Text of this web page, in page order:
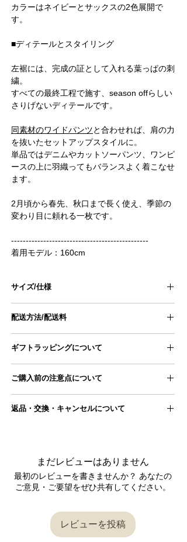
カラーはネイビーとサックスの2色展開で
す。
■ディテールとスタイリング
左裾には、完成の証として入れる葉っぱの刺
繍。
すべての最終工程で施す、season offらしい
さりげないディテールです。
同素材のワイドパンツと合わせれば、肩の力
を抜いたセットアップスタイルに。
単品ではデニムやカットソーパンツ、ワンピ
ースの上に羽織ってもバランスよく着こなせ
ます。
2月頃から春先、秋口まで長く使え、季節の
変わり目に頼れる一枚です。
-----------------------------------------------
着用モデル：160cm
サイズ/仕様
size F
袖丈
55cm
＊当店の採寸方法はこちら
■ブランド : Season off
■生産 : 日本製
■素材 ：綿100％
配送方法/配送料
ヤマト運輸宅急便
■配送料
11,000円以上のため配送料無料となります
詳しくは こちらからご確認ください。
ギフトラッピングについて
ギフトラッピングページは こちら
ご購入前の注意点について
差が生じる場合がございます。
お使いのデバイスによっては、 実際の色合いと
は異なって見える場合があります。
●実店舗と在庫を共有しておりますので、 シス
テムの仕様上、ご注文完了後に 在庫切れが発生
返品・交換・キャンセルについて
返品交換が必要な場合は、到着後7日以内に お問
内容を確認後、対応させていただきますので、
まだレビューはありません
最初のレビューを書きませんか？ あなたの
ご意見・ご要望をぜひ共有してください。
レビューを投稿